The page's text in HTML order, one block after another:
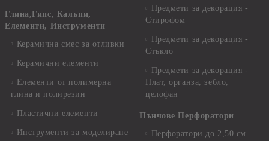
Глина,Гипс, Калъпи,
Елементи, Инструменти
Керамична смес за отливки
Керамични елементи
Елементи от полимерна
глина и полирезин
Пластични елементи
Инструменти за моделиране
Предмети за декорация -
Стирофом
Предмети за декорация -
Стъкло
Предмети за декорация -
Плат, органза, зебло,
целофан
Пънчове Перфоратори
Перфоратори до 2,50 см